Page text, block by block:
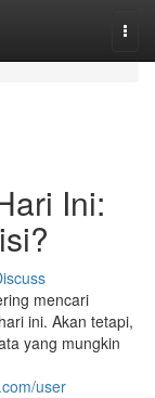
Ini:
mencari
ini. Akan tetapi,
yang mungkin
user